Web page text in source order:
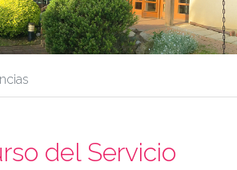
del Servicio